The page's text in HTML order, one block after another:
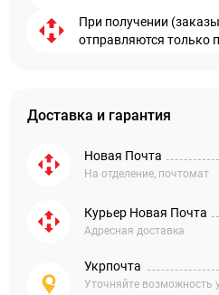
При получении
отправляются только
Доставка и гарантия
Новая Почта
На отделение, почтомат
Курьер Новая Почта
Адресная доставка
Укрпочта
Уточняйте возможность